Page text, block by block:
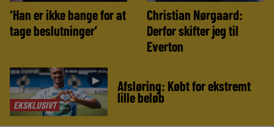
‘Han er ikke bange for at
tage beslutninger’
Christian Nørgaard:
Derfor skifter jeg til
Everton
EKSKLUSIVT
► Afsløring: Købt for ekstremt
lille beløb